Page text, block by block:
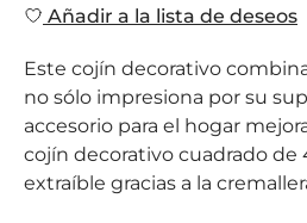
Añadir a la lista de deseos
Este cojín decorativo
no sólo impresiona por su
accesorio para el hogar
cojín decorativo cuadrado de
extraíble gracias a la